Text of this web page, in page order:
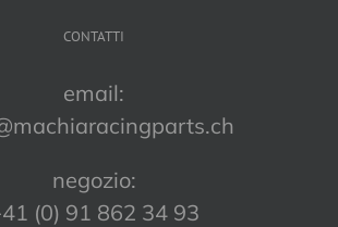
CONTATTI
email:
negozio:
(0) 91 862 34 93